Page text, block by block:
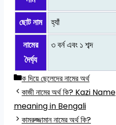
ছোট নাম হ্যাঁ
নামের
দৈর্ঘ্য
৩ বর্ন এবং ১ শব্দ
Categories
ক দিয়ে ছেলেদের নামের অর্থ
কাজী নামের অর্থ কি? Kazi Name
meaning in Bengali
কামরুজ্জামান নামের অর্থ কি?